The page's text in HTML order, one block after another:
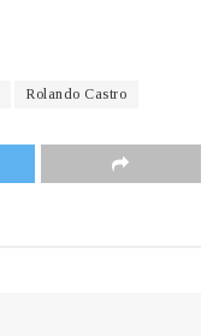
Rolando Castro